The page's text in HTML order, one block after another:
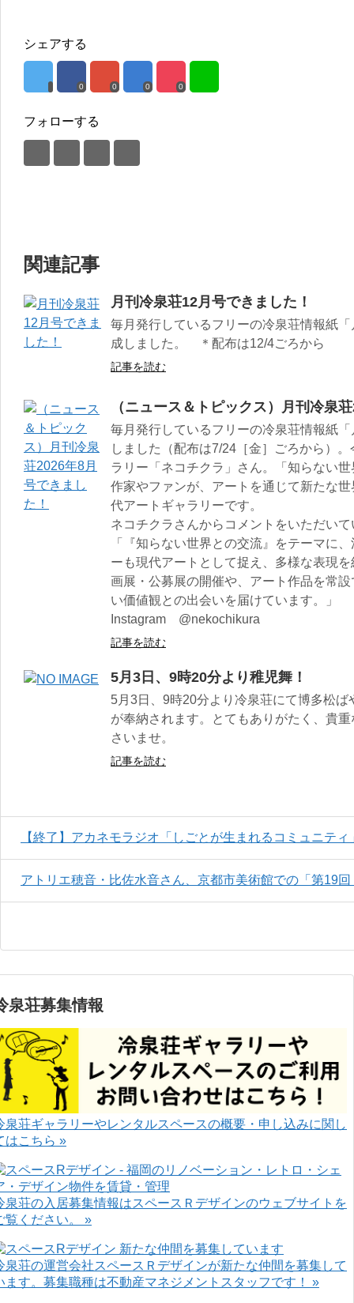
シェアする
0 0 0 0
フォローする
関連記事
月刊冷泉荘12月号できました！
毎月発行しているフリーの冷泉荘情報紙
成しました。 ＊配布は12/4ごろから
記事を読む
（ニュース＆トピックス）月刊冷泉
毎月発行しているフリーの冷泉荘情報紙
しました（配布は7/24［金］ごろから）
ラリー「ネコチクラ」さん。「知らない
作家やファンが、アートを通じて新たな
代アートギャラリーです。
ネコチクラさんからコメントをいただい
「『知らない世界との交流』をテーマに
ーも現代アートとして捉え、多様な表現
画展・公募展の開催や、アート作品を常
い価値観との出会いを届けています。」
Instagram @nekochikura
記事を読む
5月3日、9時20分より稚児舞！
5月3日、9時20分より冷泉荘にて博多松
が奉納されます。とてもありがたく、貴
さいませ。
記事を読む
【終了】アカネモラジオ「しごとが生まれるコミュニティ
アトリエ穂音・比佐水音さん、京都市美術館での「第19
泉荘募集情報
泉荘ギャラリーやレンタルスペースの概要・申し込みに関し
はこちら »
泉荘の入居募集情報はスペースＲデザインのウェブサイトを
覧ください。 »
泉荘の運営会社スペースＲデザインが新たな仲間を募集して
ます。募集職種は不動産マネジメントスタッフです！ »